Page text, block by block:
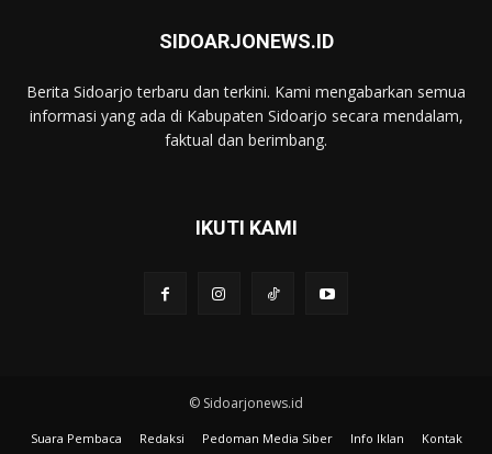
SIDOARJONEWS.ID
Berita Sidoarjo terbaru dan terkini. Kami mengabarkan semua
informasi yang ada di Kabupaten Sidoarjo secara mendalam,
faktual dan berimbang.
IKUTI KAMI
© Sidoarjonews.id
Suara Pembaca Redaksi Pedoman Media Siber Info Iklan Kontak